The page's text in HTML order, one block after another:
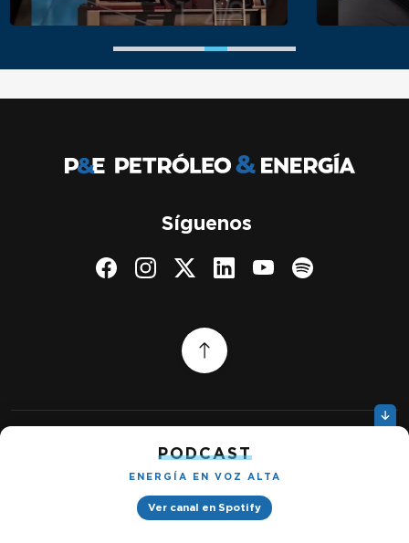
PODCAST
ENERGÍA EN VOZ ALTA
Ver canal en Spotify
Síguenos
Política de privacidad
Petróleo & Energía © 2026